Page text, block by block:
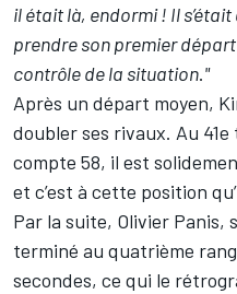
il était là, endormi ! Il
prendre son premier
contrôle de la situation."
Après un départ moyen,
doubler ses rivaux. Au
compte 58, il est
et c’est à cette position
Par la suite, Olivier Panis,
terminé au quatrième
secondes, ce qui le